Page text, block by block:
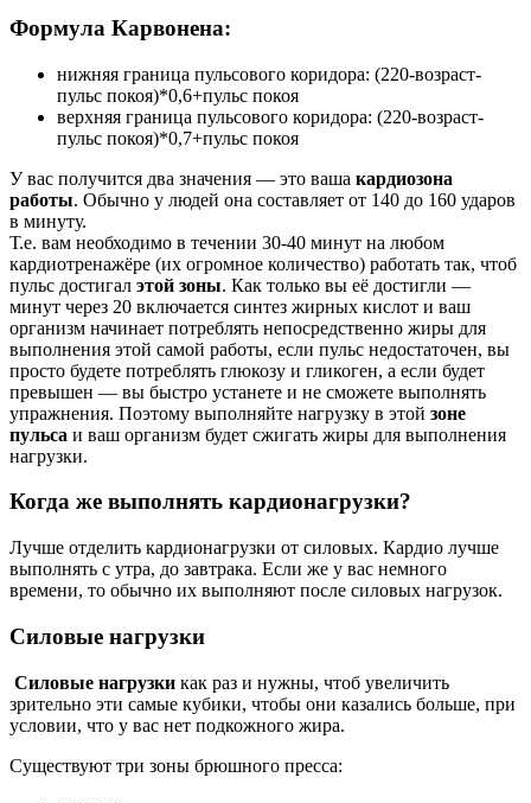
Формула Карвонена:
нижняя граница пульсового коридора: (220-возраст-
пульс покоя)*0,6+пульс покоя
верхняя граница пульсового коридора: (220-возраст-
пульс покоя)*0,7+пульс покоя
У вас получится два значения — это ваша кардиозона
работы. Обычно у людей она составляет от 140 до 160 ударов
в минуту.
Т.е. вам необходимо в течении 30-40 минут на любом
кардиотренажёре (их огромное количество) работать так, чтоб
пульс достигал этой зоны. Как только вы её достигли —
минут через 20 включается синтез жирных кислот и ваш
организм начинает потреблять непосредственно жиры для
выполнения этой самой работы, если пульс недостаточен, вы
просто будете потреблять глюкозу и гликоген, а если будет
превышен — вы быстро устанете и не сможете выполнять
упражнения. Поэтому выполняйте нагрузку в этой зоне
пульса и ваш организм будет сжигать жиры для выполнения
нагрузки.
Когда же выполнять кардионагрузки?
Лучше отделить кардионагрузки от силовых. Кардио лучше
выполнять с утра, до завтрака. Если же у вас немного
времени, то обычно их выполняют после силовых нагрузок.
Силовые нагрузки
Силовые нагрузки как раз и нужны, чтоб увеличить
зрительно эти самые кубики, чтобы они казались больше, при
условии, что у вас нет подкожного жира.
Существуют три зоны брюшного пресса: